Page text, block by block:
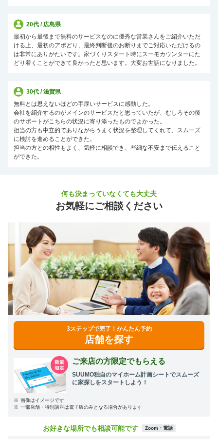
20代 / 広島県
最初から最後まで無料のサービスなのに優秀な営業さんをご紹介いただ
ける上、最初のアポどり、最終判断後のお断りまでご対応いただけるの
は非常にありがたいです。家づくりスタート時にスーモカウンターにた
どり着くことができて良かったと思います。大変お世話になりました。
30代 / 滋賀県
無料とは思えないほどの手厚いサービスに感動した。
会社を紹介するのがメインのサービスだと思っていたが、むしろその後
のサポートがこちらの状況に寄り添ったものでよかった。
担当の方も中立的でありながらうまく状況を整理してくれて、スムーズ
に検討を進めることができた。
担当の方との相性もよく、気軽に相談でき、些細な不安まで伝えること
ができた。
何も決まっていなくても大丈夫
お気軽にご相談ください
3ステップで完了！かんたん予約
店舗を探す
ご来店の方限定でもらえる
SUUMO独自のマイホーム計画シートでスムーズ
に家探しをスタートしよう！
※ 画像はイメージです
※ 一部店舗・特別講座は電子版のみとなる場合があります
お好きな場所でも相談可能です Zoom・電話